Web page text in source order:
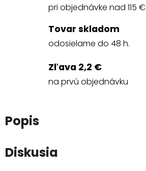
pri objednávke nad 115 €
Tovar skladom
odosielame do 48 h.
Zľava 2,2 €
na prvú objednávku
Popis
Diskusia